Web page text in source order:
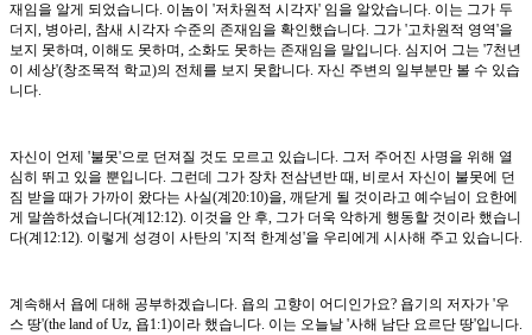
재임을 알게 되었습니다. 이놈이 '저차원적 시각자' 임을 알았습니다. 이는 그가 두
더지, 병아리, 참새 시각자 수준의 존재임을 확인했습니다. 그가 '고차원적 영역'을
보지 못하며, 이해도 못하며, 소화도 못하는 존재임을 말입니다. 심지어 그는 '7천년
이 세상'(창조목적 학교)의 전체를 보지 못합니다. 자신 주변의 일부분만 볼 수 있습
니다.
자신이 언제 '불못'으로 던져질 것도 모르고 있습니다. 그저 주어진 사명을 위해 열
심히 뛰고 있을 뿐입니다. 그런데 그가 장차 전삼년반 때, 비로서 자신이 불못에 던
짐 받을 때가 가까이 왔다는 사실(계20:10)을, 깨닫게 될 것이라고 예수님이 요한에
게 말씀하셨습니다(계12:12). 이것을 안 후, 그가 더욱 악하게 행동할 것이라 했습니
다(계12:12). 이렇게 성경이 사탄의 '지적 한계성'을 우리에게 시사해 주고 있습니다.
계속해서 욥에 대해 공부하겠습니다. 욥의 고향이 어디인가요? 욥기의 저자가 '우
스 땅'(the land of Uz, 욥1:1)이라 했습니다. 이는 오늘날 '사해 남단 요르단 땅'입니다.